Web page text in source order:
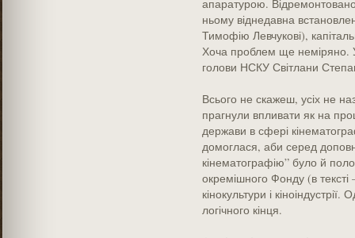
апаратурою.
ньому віднедавна
Тимофію Левчукові),
Хоча проблем ще неміряно. У
голови НСКУ Світлани
Всього не скажеш, усіх не
прагнули впливати як на
держави в сфері
домоглася, аби серед
кінематографію” було й
окремішного Фонду (в тексті
кінокультури і
логічного кінця.